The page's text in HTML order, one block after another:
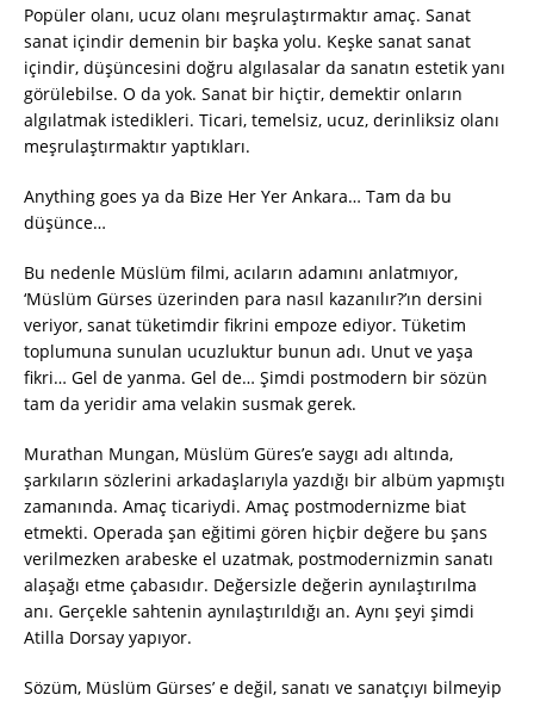
Popüler olanı, ucuz olanı meşrulaştırmaktır amaç. Sanat
sanat içindir demenin bir başka yolu. Keşke sanat sanat
içindir, düşüncesini doğru algılasalar da sanatın estetik yanı
görülebilse. O da yok. Sanat bir hiçtir, demektir onların
algılatmak istedikleri. Ticari, temelsiz, ucuz, derinliksiz olanı
meşrulaştırmaktır yaptıkları.
Anything goes ya da Bize Her Yer Ankara… Tam da bu
düşünce…
Bu nedenle Müslüm filmi, acıların adamını anlatmıyor,
‘Müslüm Gürses üzerinden para nasıl kazanılır?’ın dersini
veriyor, sanat tüketimdir fikrini empoze ediyor. Tüketim
toplumuna sunulan ucuzluktur bunun adı. Unut ve yaşa
fikri… Gel de yanma. Gel de… Şimdi postmodern bir sözün
tam da yeridir ama velakin susmak gerek.
Murathan Mungan, Müslüm Güres’e saygı adı altında,
şarkıların sözlerini arkadaşlarıyla yazdığı bir albüm yapmıştı
zamanında. Amaç ticariydi. Amaç postmodernizme biat
etmekti. Operada şan eğitimi gören hiçbir değere bu şans
verilmezken arabeske el uzatmak, postmodernizmin sanatı
alaşağı etme çabasıdır. Değersizle değerin aynılaştırılma
anı. Gerçekle sahtenin aynılaştırıldığı an. Aynı şeyi şimdi
Atilla Dorsay yapıyor.
Sözüm, Müslüm Gürses’ e değil, sanatı ve sanatçıyı bilmeyip